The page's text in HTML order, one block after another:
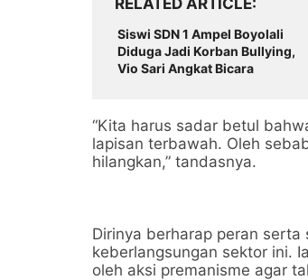
Siswi SDN 1 Ampel Boyolali
Diduga Jadi Korban Bullying,
Vio Sari Angkat Bicara
“Kita harus sadar betul
lapisan terbawah. Oleh
hilangkan,” tandasnya.
Dirinya berharap peran
keberlangsungan sektor ini.
oleh aksi premanisme agar